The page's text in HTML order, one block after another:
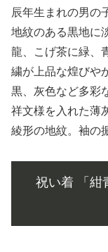
辰年生まれの男の
地紋のある黒地に
龍、こげ茶に緑、
繍が上品な煌びや
黒、灰色など多彩
祥文様を入れた薄
綾形の地紋。袖の
祝い着 「